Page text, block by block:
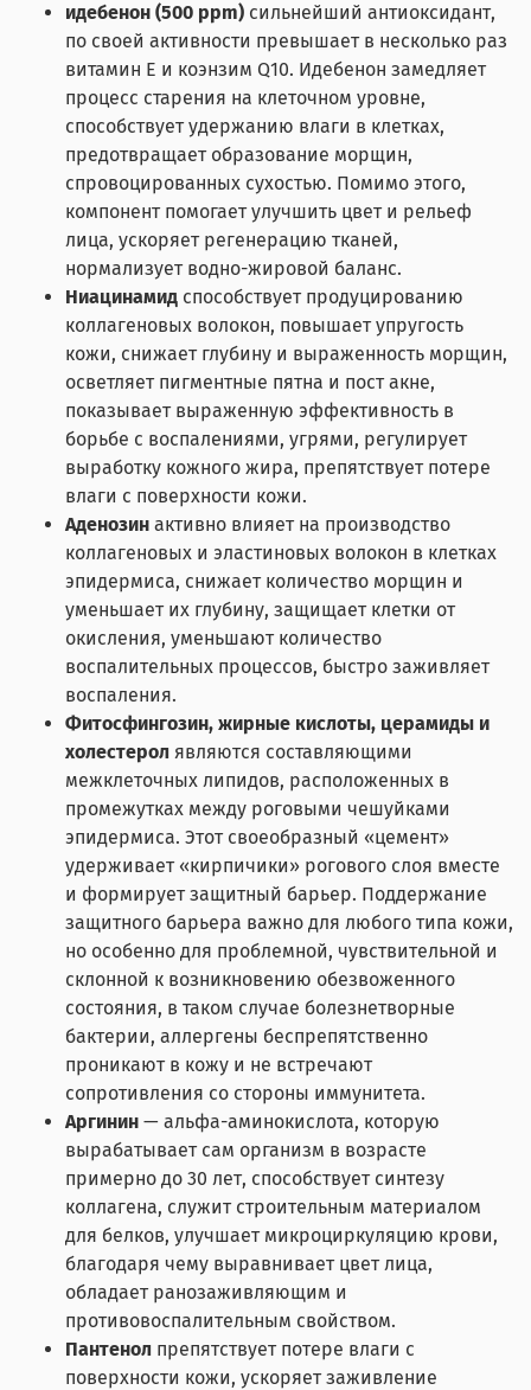
идебенон (500 ppm) сильнейший антиоксидант,
по своей активности превышает в несколько раз
витамин Е и коэнзим Q10. Идебенон замедляет
процесс старения на клеточном уровне,
способствует удержанию влаги в клетках,
предотвращает образование морщин,
спровоцированных сухостью. Помимо этого,
компонент помогает улучшить цвет и рельеф
лица, ускоряет регенерацию тканей,
нормализует водно-жировой баланс.
Ниацинамид способствует продуцированию
коллагеновых волокон, повышает упругость
кожи, снижает глубину и выраженность морщин,
осветляет пигментные пятна и пост акне,
показывает выраженную эффективность в
борьбе с воспалениями, угрями, регулирует
выработку кожного жира, препятствует потере
влаги с поверхности кожи.
Аденозин активно влияет на производство
коллагеновых и эластиновых волокон в клетках
эпидермиса, снижает количество морщин и
уменьшает их глубину, защищает клетки от
окисления, уменьшают количество
воспалительных процессов, быстро заживляет
воспаления.
Фитосфингозин, жирные кислоты, церамиды и
холестерол являются составляющими
межклеточных липидов, расположенных в
промежутках между роговыми чешуйками
эпидермиса. Этот своеобразный «цемент»
удерживает «кирпичики» рогового слоя вместе
и формирует защитный барьер. Поддержание
защитного барьера важно для любого типа кожи,
но особенно для проблемной, чувствительной и
склонной к возникновению обезвоженного
состояния, в таком случае болезнетворные
бактерии, аллергены беспрепятственно
проникают в кожу и не встречают
сопротивления со стороны иммунитета.
Аргинин — альфа-аминокислота, которую
вырабатывает сам организм в возрасте
примерно до 30 лет, способствует синтезу
коллагена, служит строительным материалом
для белков, улучшает микроциркуляцию крови,
благодаря чему выравнивает цвет лица,
обладает ранозаживляющим и
противовоспалительным свойством.
Пантенол препятствует потере влаги с
поверхности кожи, ускоряет заживление